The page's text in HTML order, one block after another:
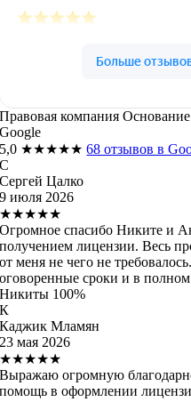
Правовая компания Основание
Google
5,0 ★★★★★68 отзывов в
С
Сергей Цалко
9 июля 2026
★★★★★
Огромное спасибо Никите и
получением лицензии. Весь
от меня не чего не
оговоренные сроки и в
Никиты 100%
К
Каджик Мламян
23 мая 2026
★★★★★
Выражаю огромную
помощь в оформлении